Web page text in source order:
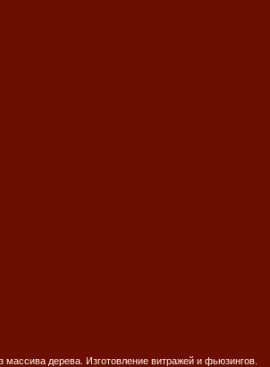
дерева. Изготовление витражей и фьюзингов.